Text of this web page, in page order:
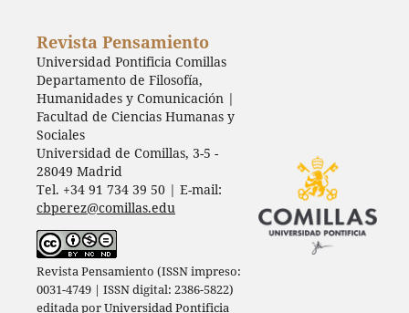
Revista Pensamiento
Universidad Pontificia Comillas
Departamento de Filosofía,
Humanidades y Comunicación |
Facultad de Ciencias Humanas y
Sociales
Universidad de Comillas, 3-5 -
28049 Madrid
Tel. +34 91 734 39 50 | E-mail:
cbperez@comillas.edu
Revista Pensamiento (ISSN impreso:
0031-4749 | ISSN digital: 2386-5822)
editada porUniversidad Pontificia